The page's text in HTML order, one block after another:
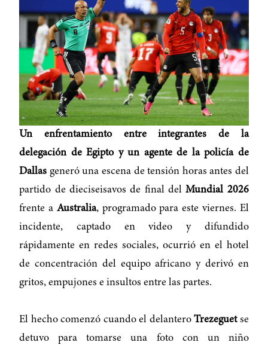
Un enfrentamiento entre integrantes de la
delegación de Egipto y un agente de la policía de
Dallas generó una escena de tensión horas antes del
partido de dieciseisavos de final delMundial 2026
frente a Australia, programado para este viernes. El
incidente, captado en video y difundido
rápidamente en redes sociales, ocurrió en el hotel
de concentración del equipo africano y derivó en
gritos, empujones e insultos entre las partes.
El hecho comenzó cuando el delanteroTrezeguetse
detuvo para tomarse una foto con un niño